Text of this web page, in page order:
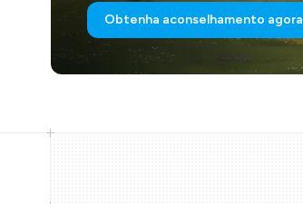
Obtenha aconselhamento agora